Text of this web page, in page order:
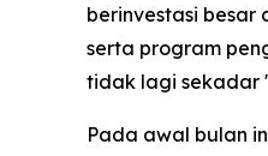
berinvestasi
serta program
tidak lagi sekadar
Pada awal bulan